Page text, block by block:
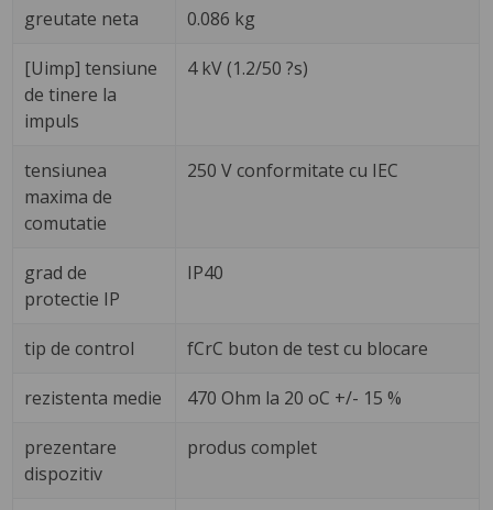
greutate neta 0.086 kg
[Uimp] tensiune
de tinere la
impuls
4 kV (1.2/50 ?s)
tensiunea
maxima de
comutatie
250 V conformitate cu IEC
grad de
protectie IP
IP40
tip de control fCrC buton de test cu blocare
rezistenta medie 470 Ohm la 20 oC +/- 15 %
prezentare
dispozitiv
produs complet